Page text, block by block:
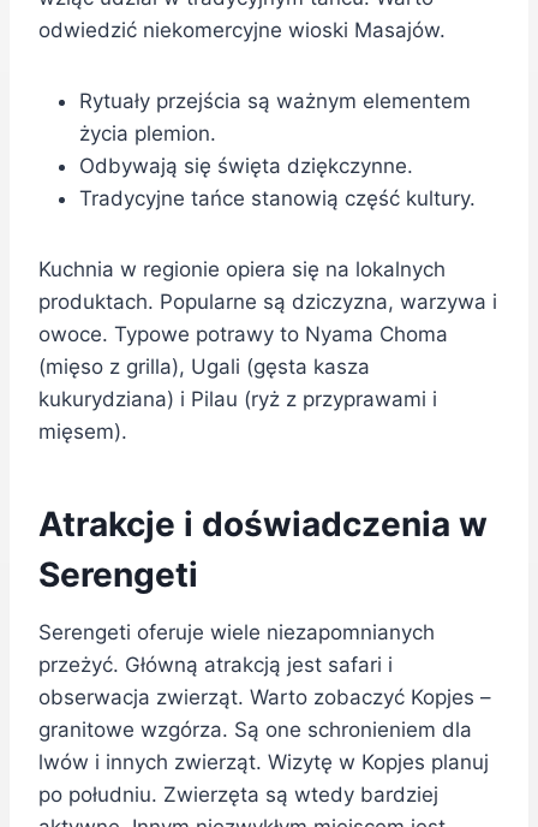
odwiedzić niekomercyjne wioski Masajów.
Rytuały przejścia są ważnym elementem
życia plemion.
Odbywają się święta dziękczynne.
Tradycyjne tańce stanowią część kultury.
Kuchnia w regionie opiera się na lokalnych
produktach. Popularne są dziczyzna, warzywa i
owoce. Typowe potrawy to Nyama Choma
(mięso z grilla), Ugali (gęsta kasza
kukurydziana) i Pilau (ryż z przyprawami i
mięsem).
Atrakcje i doświadczenia w
Serengeti
Serengeti oferuje wiele niezapomnianych
przeżyć. Główną atrakcją jest safari i
obserwacja zwierząt. Warto zobaczyć Kopjes –
granitowe wzgórza. Są one schronieniem dla
lwów i innych zwierząt. Wizytę w Kopjes planuj
po południu. Zwierzęta są wtedy bardziej